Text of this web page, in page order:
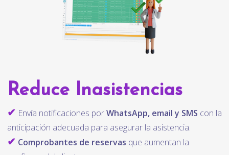
Reduce Inasistencias
✔ Envía notificaciones porWhatsApp, email y SMS con la
anticipación adecuada para asegurar la asistencia.
✔ Comprobantes de reservas que aumentan la